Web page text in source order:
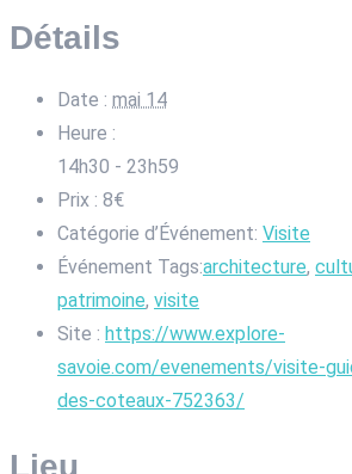
Détails
Date : mai 14
Heure :
14h30 - 23h59
Prix : 8€
Catégorie d’Événement: Visite
Événement Tags:architecture,
patrimoine, visite
Site : https://www.explore-
savoie.com/evenements/visite-
des-coteaux-752363/
Lieu